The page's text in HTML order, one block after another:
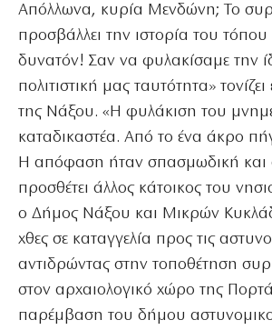
Απόλλωνα, κυρία Μενδώνη; Το
προσβάλλει την ιστορία του τόπου
δυνατόν! Σαν να φυλακίσαμε την
πολιτιστική μας ταυτότητα»
της Νάξου. «Η φυλάκιση του
καταδικαστέα. Από το ένα άκρο
Η απόφαση ήταν σπασμωδική και
προσθέτει άλλος κάτοικος του
ο Δήμος Νάξου και Μικρών
χθες σε καταγγελία προς τις
αντιδρώντας στην τοποθέτηση
στον αρχαιολογικό χώρο της
παρέμβαση του δήμου